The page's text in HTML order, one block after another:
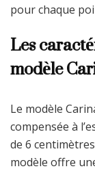
pour chaque
Les
modèle
Le modèle
compensée à
de 6
modèle offre